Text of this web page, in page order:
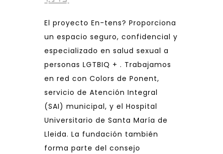
El proyecto En-tens? Proporciona
un espacio seguro, confidencial y
especializado en salud sexual a
personas LGTBIQ + . Trabajamos
en red con Colors de Ponent,
servicio de Atención Integral
(SAI) municipal, y el Hospital
Universitario de Santa María de
Lleida. La fundación también
forma parte del consejo